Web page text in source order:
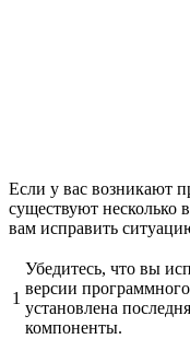
Если у вас возникают
существуют
вам исправить
1
Убедитесь, что вы
версии
установлена
компоненты.